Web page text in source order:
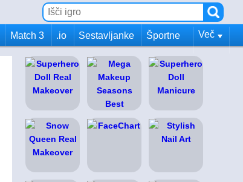
Match 3 .io Sestavljanke Športne Več